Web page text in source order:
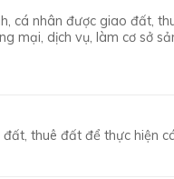
cá nhân được giao đất,
mại, dịch vụ, làm cơ sở
thuê đất để thực hiện